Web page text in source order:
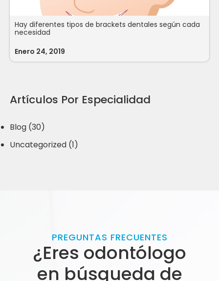
Hay diferentes tipos de brackets dentales según cada
necesidad
Enero 24, 2019
Artículos Por Especialidad
Blog (30)
Uncategorized (1)
PREGUNTAS FRECUENTES
¿Eres odontólogo
en búsqueda de